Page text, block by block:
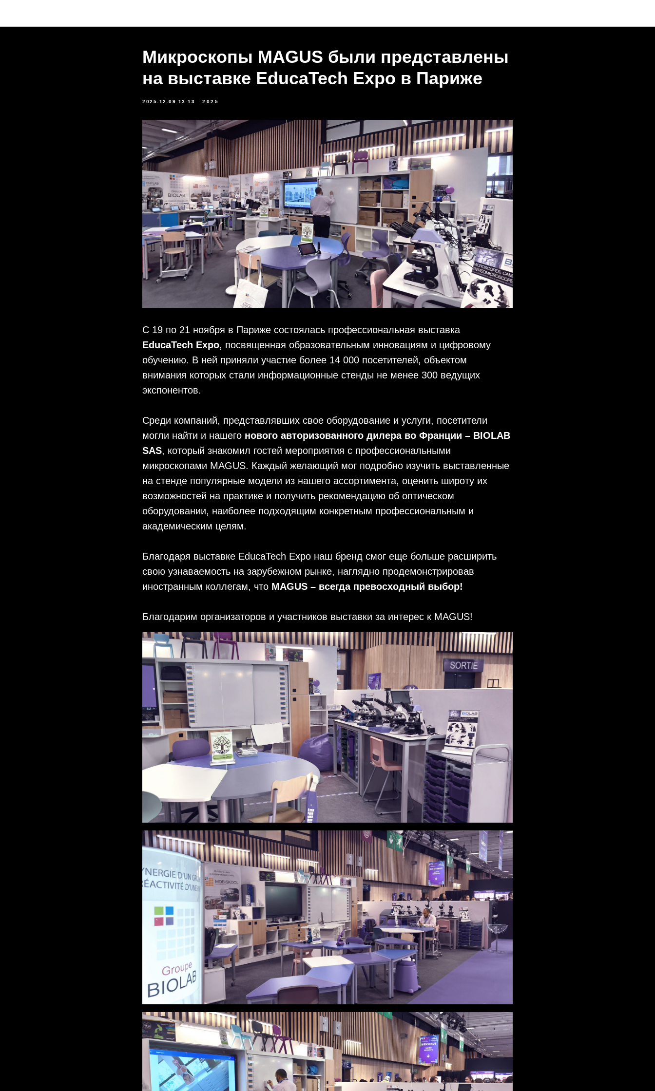
Микроскопы MAGUS были представлены
на выставке EducaTech Expo в Париже
2025-12-09 13:13 2025
С 19 по 21 ноября в Париже состоялась профессиональная выставка
EducaTech Expo, посвященная образовательным инновациям и цифровому
обучению. В ней приняли участие более 14 000 посетителей, объектом
внимания которых стали информационные стенды не менее 300 ведущих
экспонентов.
Среди компаний, представлявших свое оборудование и услуги, посетители
могли найти и нашего нового авторизованного дилера во Франции – BIOLAB
SAS, который знакомил гостей мероприятия с профессиональными
микроскопами MAGUS. Каждый желающий мог подробно изучить выставленные
на стенде популярные модели из нашего ассортимента, оценить широту их
возможностей на практике и получить рекомендацию об оптическом
оборудовании, наиболее подходящим конкретным профессиональным и
академическим целям.
Благодаря выставке EducaTech Expo наш бренд смог еще больше расширить
свою узнаваемость на зарубежном рынке, наглядно продемонстрировав
иностранным коллегам, что MAGUS – всегда превосходный выбор!
Благодарим организаторов и участников выставки за интерес к MAGUS!